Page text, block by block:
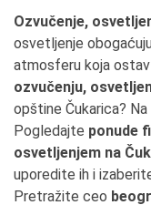
Ozvučenje,
osvetljenje
atmosferu koja
ozvučenju,
opštine Čukarica?
Pogledajte ponude
osvetljenjem na
uporedite ih i
Pretražite ceo